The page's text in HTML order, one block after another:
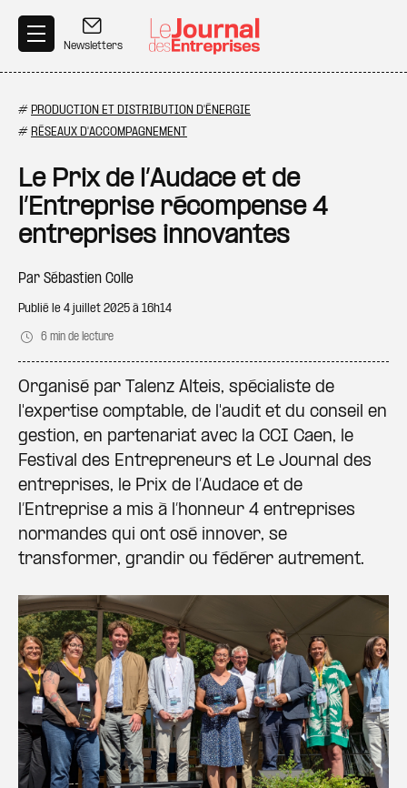
Newsletters
# PRODUCTION ET DISTRIBUTION D'ÉNERGIE
# RÉSEAUX D'ACCOMPAGNEMENT
Le Prix de l’Audace et de
l’Entreprise récompense 4
entreprises innovantes
Par Sébastien Colle
Publié le 4 juillet 2025 à 16h14
6 min de lecture
Organisé par Talenz Alteis, spécialiste de
l'expertise comptable, de l'audit et du conseil en
gestion, en partenariat avec la CCI Caen, le
Festival des Entrepreneurs et Le Journal des
entreprises, le Prix de l’Audace et de
l’Entreprise a mis à l’honneur 4 entreprises
normandes qui ont osé innover, se
transformer, grandir ou fédérer autrement.